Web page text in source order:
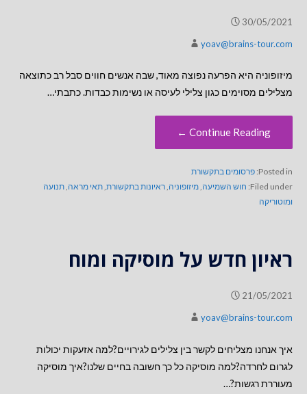
30/05/2021
yoav@brains-tour.com
מיזופוניה היא הפרעה נפוצה מאוד, שבה אנשים חווים סבל רב כתוצאה
מצלילים מסוימים כגון צלילי לעיסה או נשימות כבדות. כתבתי…
Continue Reading ←
Posted in: פרסומים בתקשורת
Filed under: חוש השמיעה מיזופוניה ראיונות בתקשורת, תאי מראה תנועה
ומוטוריקה
ראיון חדש על מוסיקה ומוח
21/05/2021
yoav@brains-tour.com
איך אנחנו מצליחים לקשר בין צלילים לגירויים?למה אזעקות יכולות
לגרום לחרדה?למה מוסיקה כל כך חשובה בחיים שלנו?איך מוסיקה
מעוררת רגשות?…